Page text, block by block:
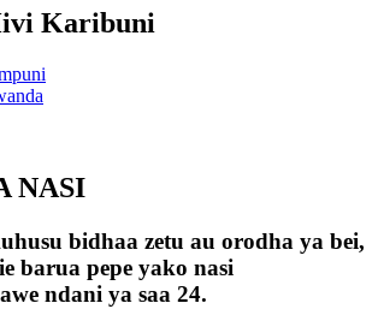
Karibuni
NASI
bidhaa zetu au orodha ya bei,
barua pepe yako nasi
ndani ya saa 24.